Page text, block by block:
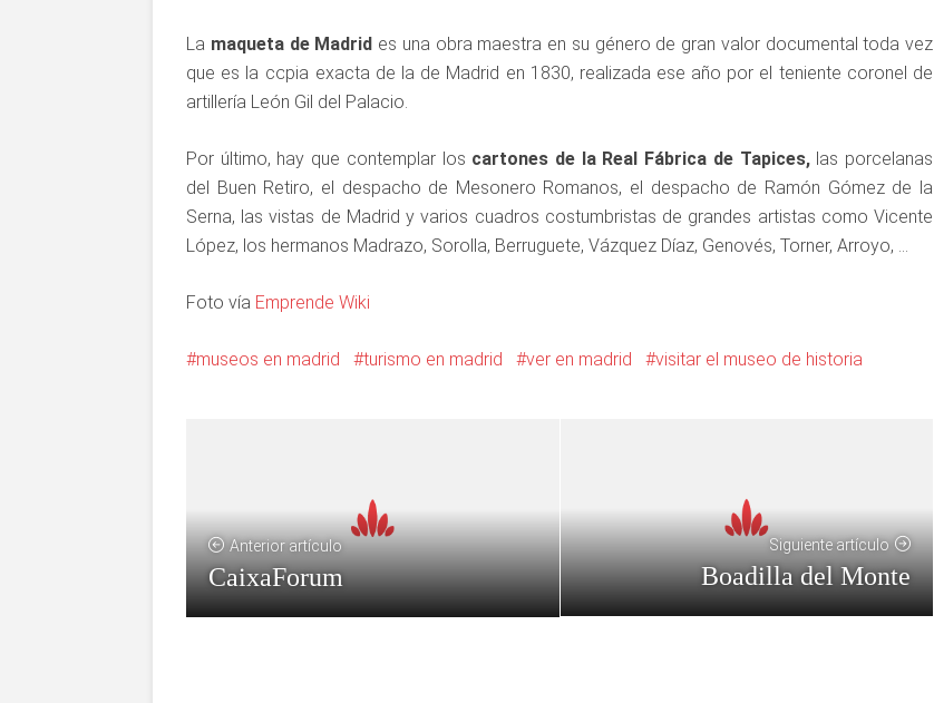
La maqueta de Madrid es una obra maestra en su género de gran valor documental toda vez
que es la copia exacta de la de Madrid en 1830, realizada ese año por el teniente coronel de
artillería León Gil del Palacio.
Por último, hay que contemplar los cartones de la Real Fábrica de Tapices,las porcelanas
del Buen Retiro, el despacho de Mesonero Romanos, el despacho de Ramón Gómez de la
Serna, las vistas de Madrid y varios cuadros costumbristas de grandes artistas como Vicente
López, los hermanos Madrazo, Sorolla, Berruguete, Vázquez Díaz, Genovés, Torner, Arroyo, …
Foto vía Emprende Wiki
museos en madrid turismo en madrid ver en madrid visitar el museo de historia
Anterior artículo
CaixaForum
Siguiente artículo
Boadilla del Monte